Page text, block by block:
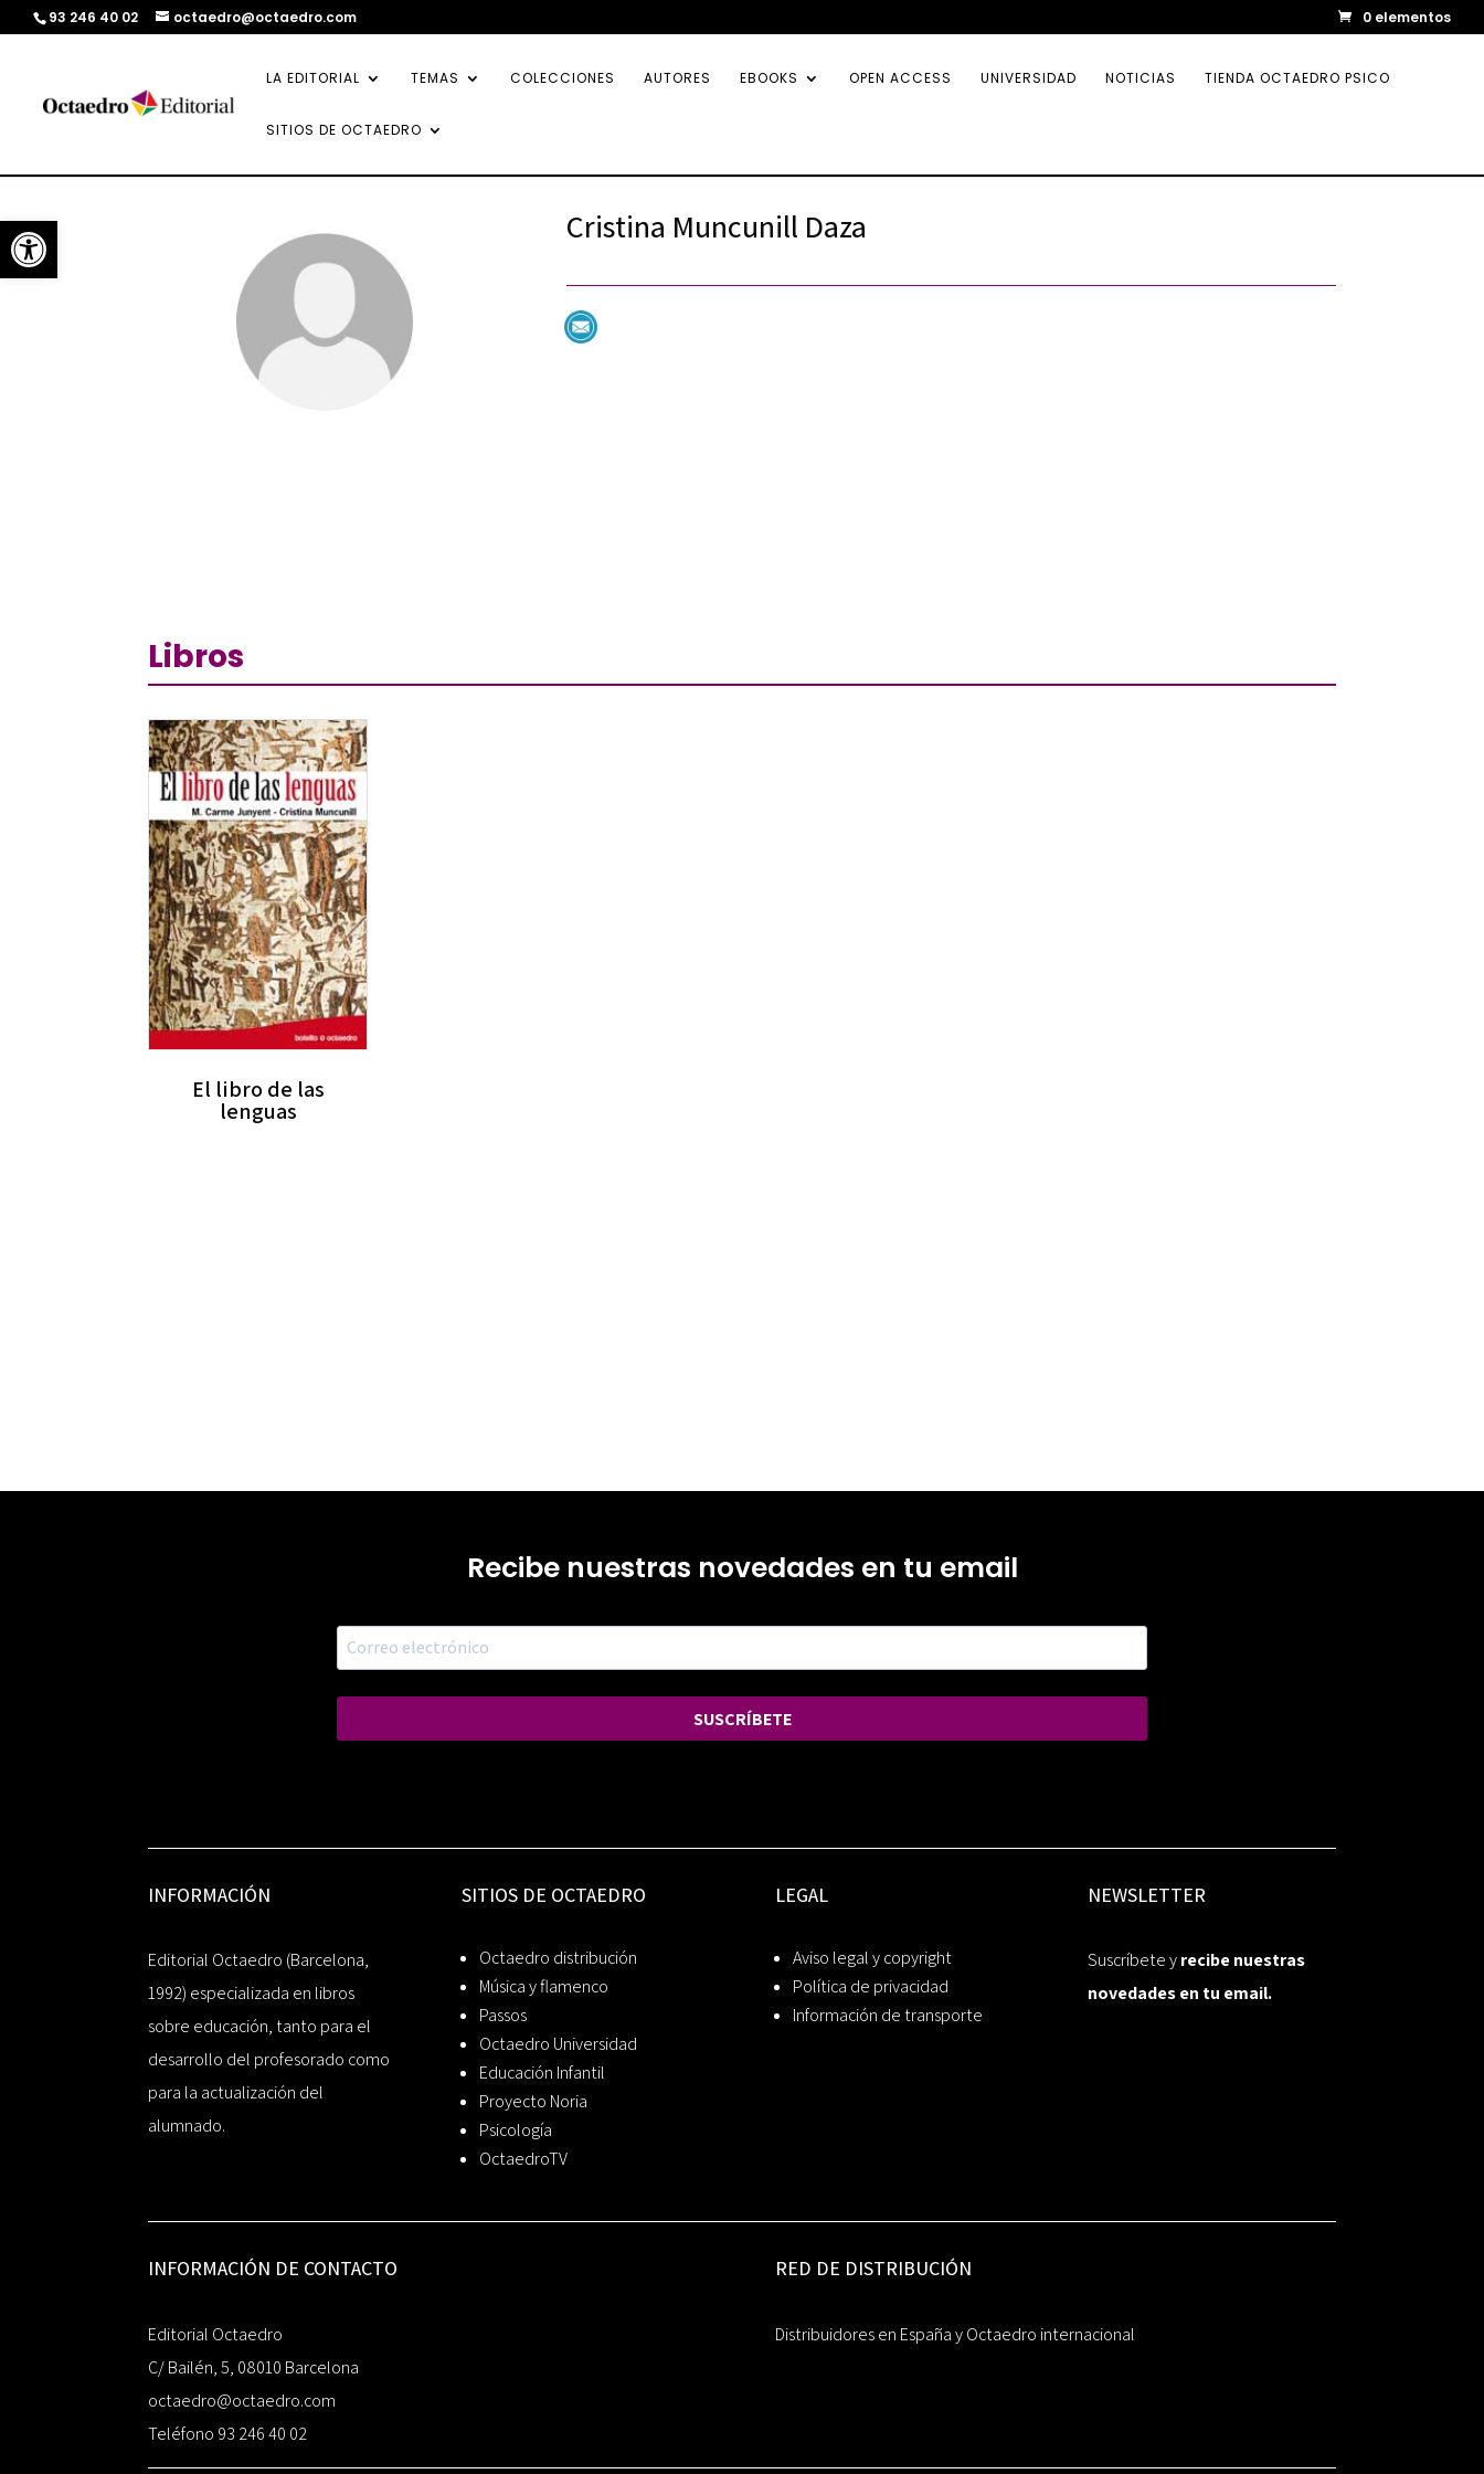
Abrir barra de herramientas
93 246 40 02 octaedro@octaedro.com 0 elementos
LA EDITORIAL TEMAS COLECCIONES AUTORES EBOOKS OPEN ACCESS UNIVERSIDAD NOTICIAS TIENDA OCTAEDRO PSICO
SITIOS DE OCTAEDRO
Cristina Muncunill Daza
Libros
El libro de las
lenguas
Recibe nuestras novedades en tu email
SUSCRÍBETE
INFORMACIÓN
Editorial Octaedro (Barcelona,
1992) especializada en libros
sobre educación, tanto para el
desarrollo del profesorado como
para la actualización del
alumnado.
SITIOS DE OCTAEDRO
Octaedro distribución
Música y flamenco
Passos
Octaedro Universidad
Educación Infantil
Proyecto Noria
Psicología
OctaedroTV
LEGAL
Aviso legal y copyright
Política de privacidad
Información de transporte
NEWSLETTER
Suscríbete yrecibe nuestras
novedades en tu email.
INFORMACIÓN DE CONTACTO
Editorial Octaedro
C/ Bailén, 5, 08010 Barcelona
octaedro@octaedro.com
Teléfono 93 246 40 02
RED DE DISTRIBUCIÓN
Distribuidores en España y Octaedro internacional